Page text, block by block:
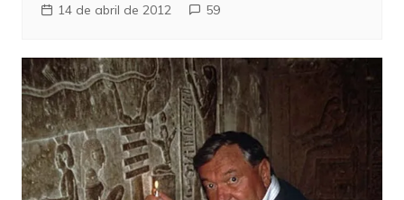
14 de abril de 2012 59